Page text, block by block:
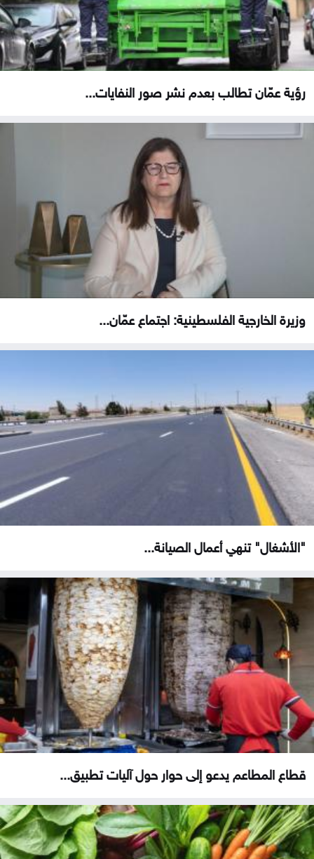
رؤية عمّان تطالب بعدم نشر صور النفايات...
وزيرة الخارجية الفلسطينية: اجتماع عمّان...
"الأشغال" تنهي أعمال الصيانة...
قطاع المطاعم يدعو إلى حوار حول آليات تطبيق...